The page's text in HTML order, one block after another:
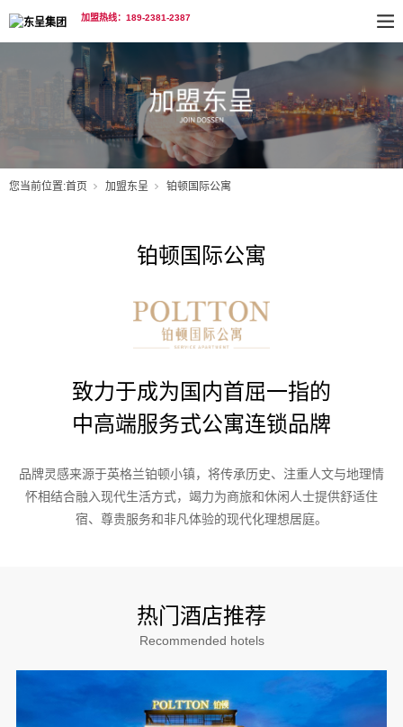
加盟热线：189-2381-2387
您当前位置:首页 加盟东呈 铂顿国际公寓
铂顿国际公寓
致力于成为国内首屈一指的
中高端服务式公寓连锁品牌
品牌灵感来源于英格兰铂顿小镇，将传承历史、注重人文与地理情
怀相结合融入现代生活方式，竭力为商旅和休闲人士提供舒适住
宿、尊贵服务和非凡体验的现代化理想居庭。
热门酒店推荐
Recommended hotels